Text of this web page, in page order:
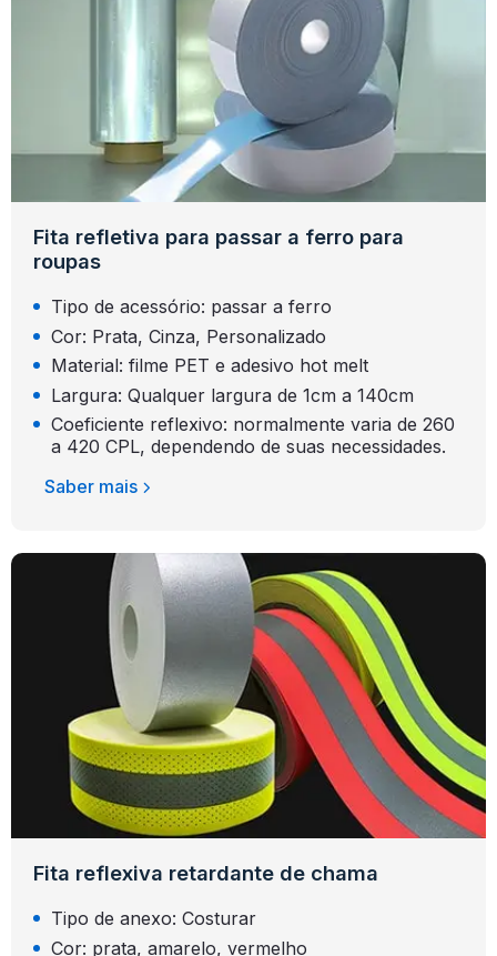
Fita refletiva para passar a ferro para
roupas
Tipo de acessório: passar a ferro
Cor: Prata, Cinza, Personalizado
Material: filme PET e adesivo hot melt
Largura: Qualquer largura de 1cm a 140cm
Coeficiente reflexivo: normalmente varia de 260
a 420 CPL, dependendo de suas necessidades.
Saber mais
Fita reflexiva retardante de chama
Tipo de anexo: Costurar
Cor: prata, amarelo, vermelho